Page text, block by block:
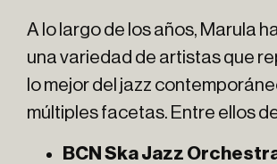
A lo largo de los años, Marula
una variedad de artistas que
lo mejor del jazz
múltiples facetas. Entre ellos
BCN Ska Jazz